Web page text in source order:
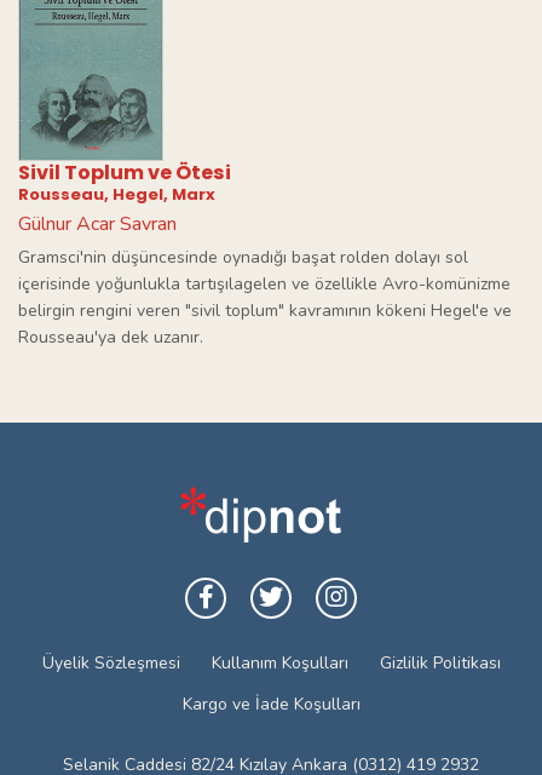
Sivil Toplum ve Ötesi
Rousseau, Hegel, Marx
Gülnur Acar Savran
Gramsci'nin düşüncesinde oynadığı başat rolden dolayı sol
içerisinde yoğunlukla tartışılagelen ve özellikle Avro-komünizme
belirgin rengini veren "sivil toplum" kavramının kökeni Hegel'e ve
Rousseau'ya dek uzanır.
Üyelik Sözleşmesi Kullanım Koşulları
Gizlilik Politikası
Kargo ve İade Koşulları
Selanik Caddesi 82/24 Kızılay Ankara (0312) 419 2932